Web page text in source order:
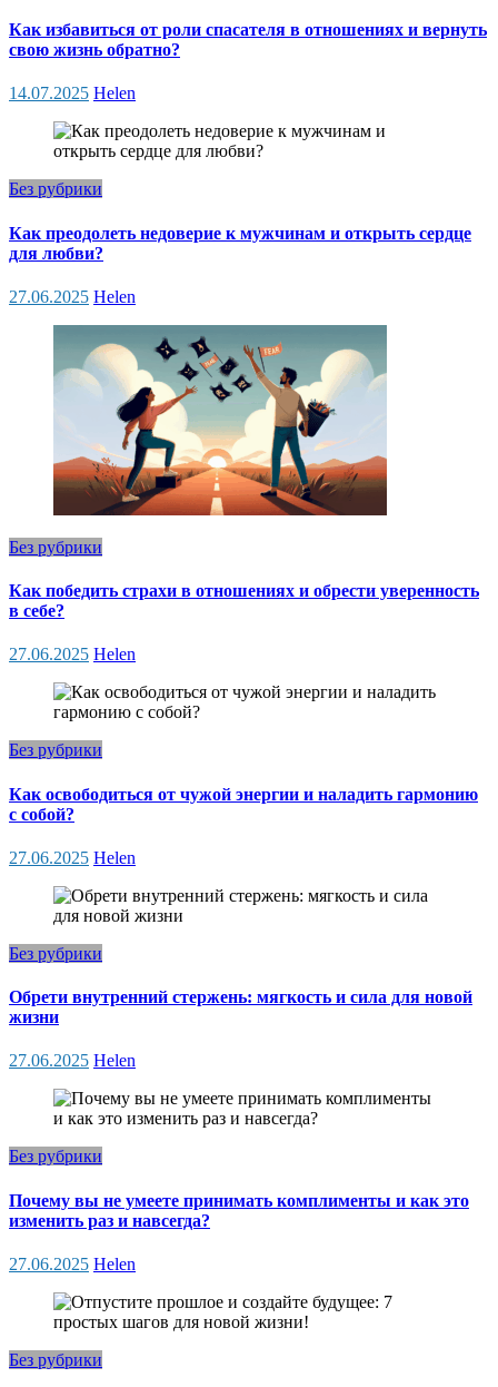
Как избавиться от роли спасателя в отношениях и вернуть
свою жизнь обратно?
14.07.2025 Helen
Без рубрики
Как преодолеть недоверие к мужчинам и открыть сердце
для любви?
27.06.2025 Helen
Без рубрики
Как победить страхи в отношениях и обрести уверенность
в себе?
27.06.2025 Helen
Без рубрики
Как освободиться от чужой энергии и наладить гармонию
с собой?
27.06.2025 Helen
Без рубрики
Обрети внутренний стержень: мягкость и сила для новой
жизни
27.06.2025 Helen
Без рубрики
Почему вы не умеете принимать комплименты и как это
изменить раз и навсегда?
27.06.2025 Helen
Без рубрики